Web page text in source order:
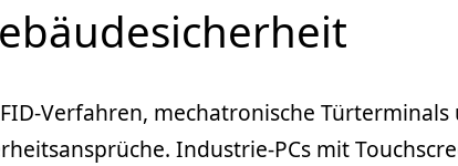
Verfahren, mechatronische
Industrie-PCs mit